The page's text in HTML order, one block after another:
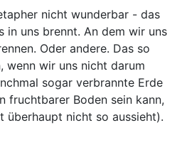
nicht wunderbar - das
in uns brennt. An dem wir uns
Oder andere. Das so
wenn wir uns nicht darum
sogar verbrannte Erde
fruchtbarer Boden sein kann,
überhaupt nicht so aussieht).